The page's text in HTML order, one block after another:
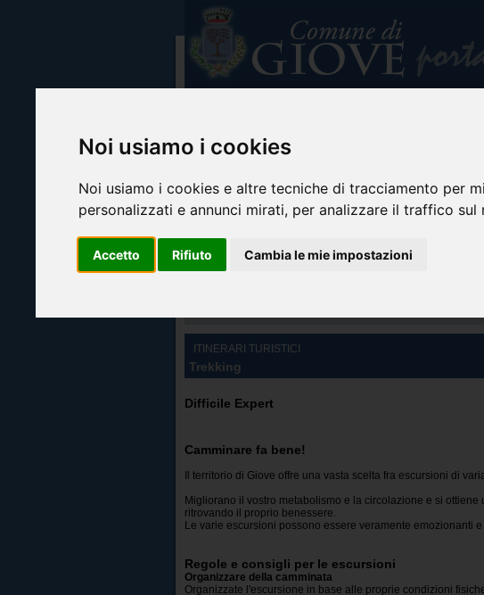
Noi usiamo i cookies
Noi usiamo i cookies e altre tecniche di tracciamento per
personalizzati e annunci mirati, per analizzare il traffico
Accetto Rifiuto Cambia le mie impostazioni
ITINERARI TURISTICI
Trekking
Difficile Expert
Camminare fa bene!
Il territorio di Giove offre una vasta scelta fra escursioni di
Migliorano il vostro metabolismo e la circolazione e si
ritrovando il proprio benessere.
Le varie escursioni possono essere veramente emozionanti e
Regole e consigli per le escursioni
Organizzare della camminata
Organizzate l'escursione in base alle proprie condizioni